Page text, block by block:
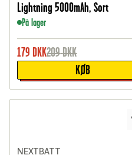
Lightning 5000mAh, Sort
På lager
179 DKK209DKK
KØB
NEXTBATT